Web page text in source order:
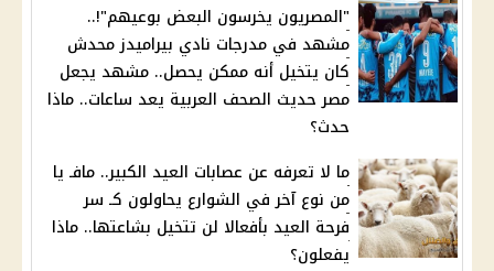
"المصريون يخرسون البعض بوعيهم"!..
مشهد في مدرجات نادي بيراميدز محدش
كان يتخيل أنه ممكن يحصل.. مشهد يجعل
مصر حديث الصحف العربية يعد ساعات.. ماذا
حدث؟
ما لا تعرفه عن عصابات العيد الكبير.. مافـ يا
من نوع آخر في الشوارع يحاولون كـ سر
فرحة العيد بأفعالا لن تتخيل بشاعتها.. ماذا
يفعلون؟